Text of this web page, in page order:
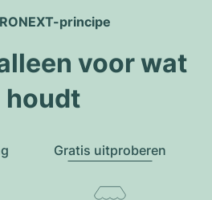
principe
voor wat
houdt
Gratis uitproberen